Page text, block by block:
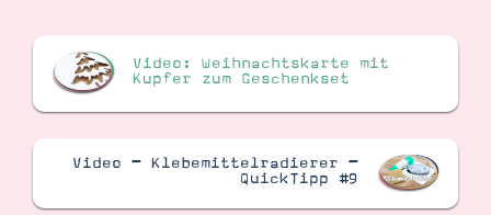
Video: Weihnachtskarte mit
Kupfer zum Geschenkset
Video – Klebemittelradierer –
QuickTipp #9